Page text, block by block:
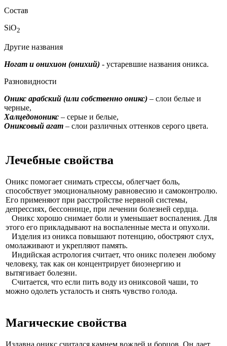
Состав
SiO2
Другие названия
Ногат и онихион (онихий) - устаревшие названия оникса.
Разновидности
Оникс арабский (или собственно оникс) – слои белые и
черные,
Халцедононикс – серые и белые,
Ониксовый агат – слои различных оттенков серого цвета.
Лечебные свойства
Оникс помогает снимать стрессы, облегчает боль,
способствует эмоциональному равновесию и самоконтролю.
Его применяют при расстройстве нервной системы,
депрессиях, бессоннице, при лечении болезней сердца.
Оникс хорошо снимает боли и уменьшает воспаления. Для
этого его прикладывают на воспаленные места и опухоли.
Изделия из оникса повышают потенцию, обостряют слух,
омолаживают и укрепляют память.
Индийская астрология считает, что оникс полезен любому
человеку, так как он концентрирует биоэнергию и
вытягивает болезни.
Считается, что если пить воду из ониксовой чаши, то
можно одолеть усталость и снять чувство голода.
Магические свойства
Издавна оникс считался камнем вождей и борцов. Он дает